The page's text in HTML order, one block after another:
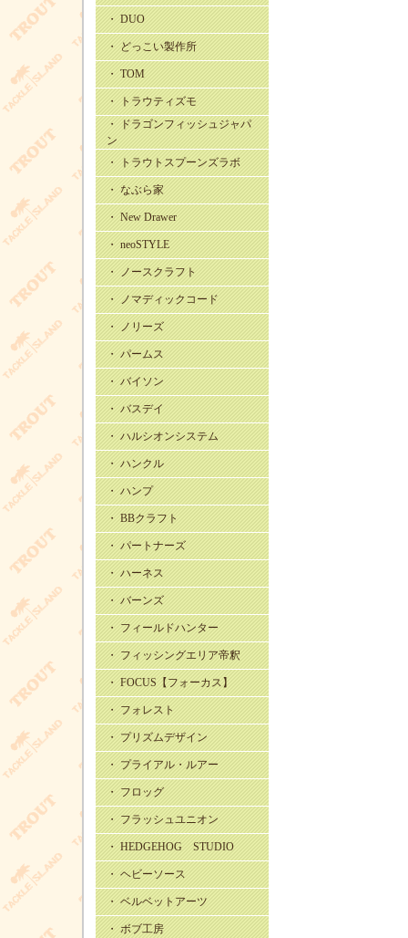
・ DUO
・ どっこい製作所
・ TOM
・ トラウティズモ
・ ドラゴンフィッシュジャパ
ン
・ トラウトスプーンズラボ
・ なぶら家
・ New Drawer
・ neoSTYLE
・ ノースクラフト
・ ノマディックコード
・ ノリーズ
・ パームス
・ バイソン
・ バスデイ
・ ハルシオンシステム
・ ハンクル
・ ハンプ
・ BBクラフト
・ パートナーズ
・ ハーネス
・ バーンズ
・ フィールドハンター
・ フィッシングエリア帝釈
・ FOCUS【フォーカス】
・ フォレスト
・ プリズムデザイン
・ プライアル・ルアー
・ フロッグ
・ フラッシュユニオン
・ HEDGEHOG STUDIO
・ ヘビーソース
・ ベルベットアーツ
・ ボブ工房